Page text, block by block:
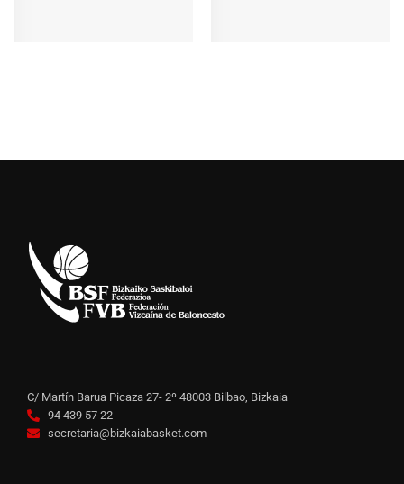
C/ Martín Barua Picaza 27- 2º 48003 Bilbao, Bizkaia
94 439 57 22
secretaria@bizkaiabasket.com